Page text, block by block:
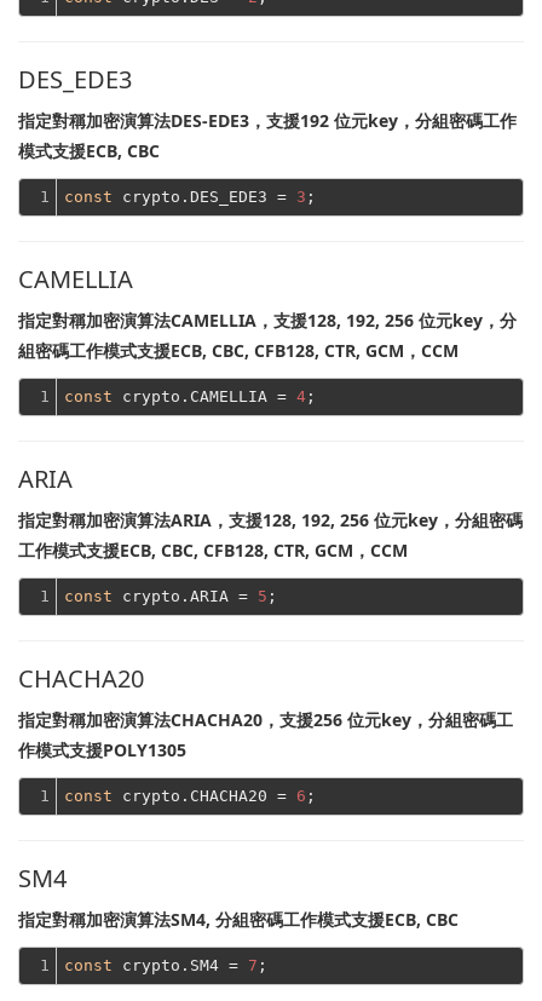
DES_EDE3
指定對稱加密演算法DES-EDE3，支援192 位元key，分組密碼工作
模式支援ECB, CBC
1 const crypto.DES_EDE3 = 3
CAMELLIA
指定對稱加密演算法CAMELLIA，支援128, 192, 256 位元key，分
組密碼工作模式支援ECB, CBC, CFB128, CTR, GCM，CCM
1 const crypto.CAMELLIA = 4
ARIA
指定對稱加密演算法ARIA，支援128, 192, 256 位元key，分組密碼
工作模式支援ECB, CBC, CFB128, CTR, GCM，CCM
1 const crypto.ARIA = 5
CHACHA20
指定對稱加密演算法CHACHA20，支援256 位元key，分組密碼工
作模式支援POLY1305
1 const crypto.CHACHA20 = 6
SM4
指定對稱加密演算法SM4, 分組密碼工作模式支援ECB, CBC
1 const crypto.SM4 = 7